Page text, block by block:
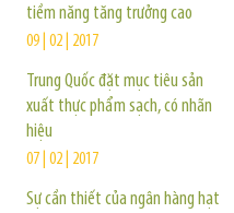
tiềm năng tăng trưởng cao
09 | 02 | 2017
Trung Quốc đặt mục tiêu sản
xuất thực phẩm sạch, có nhãn
hiệu
07 | 02 | 2017
Sự cần thiết của ngân hàng hạt